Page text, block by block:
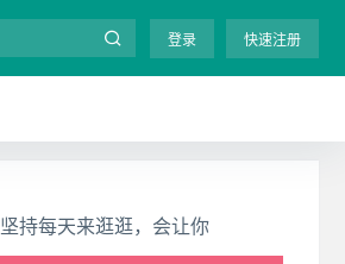
登录 快速注册
坚持每天来逛逛，会让你
心情也舒畅了！
腰也不酸了！